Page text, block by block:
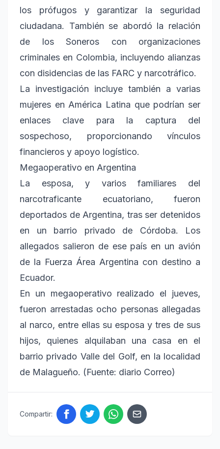
los prófugos y garantizar la seguridad
ciudadana. También se abordó la relación
de los Soneros con organizaciones
criminales en Colombia, incluyendo alianzas
con disidencias de las FARC y narcotráfico.
La investigación incluye también a varias
mujeres en América Latina que podrían ser
enlaces clave para la captura del
sospechoso, proporcionando vínculos
financieros y apoyo logístico.
Megaoperativo en Argentina
La esposa, y varios familiares del
narcotraficante ecuatoriano, fueron
deportados de Argentina, tras ser detenidos
en un barrio privado de Córdoba. Los
allegados salieron de ese país en un avión
de la Fuerza Área Argentina con destino a
Ecuador.
En un megaoperativo realizado el jueves,
fueron arrestadas ocho personas allegadas
al narco, entre ellas su esposa y tres de sus
hijos, quienes alquilaban una casa en el
barrio privado Valle del Golf, en la localidad
de Malagueño. (Fuente: diario Correo)
Compartir: